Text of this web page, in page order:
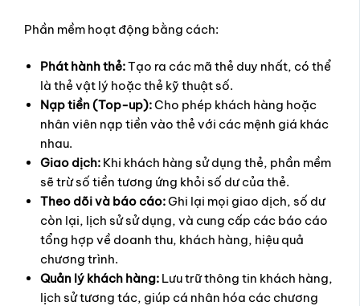
Phần mềm hoạt động bằng cách:
Phát hành thẻ:Tạo ra các mã thẻ duy nhất, có thể
là thẻ vật lý hoặc thẻ kỹ thuật số.
Nạp tiền (Top-up):Cho phép khách hàng hoặc
nhân viên nạp tiền vào thẻ với các mệnh giá khác
nhau.
Giao dịch: Khi khách hàng sử dụng thẻ, phần mềm
sẽ trừ số tiền tương ứng khỏi số dư của thẻ.
Theo dõi và báo cáo:Ghi lại mọi giao dịch, số dư
còn lại, lịch sử sử dụng, và cung cấp các báo cáo
tổng hợp về doanh thu, khách hàng, hiệu quả
chương trình.
Quản lý khách hàng: Lưu trữ thông tin khách hàng,
lịch sử tương tác, giúp cá nhân hóa các chương